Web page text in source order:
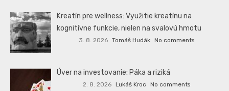
Kreatín pre wellness: Využitie kreatínu na
kognitívne funkcie, nielen na svalovú hmotu
3. 8. 2026 Tomáš Hudák No comments
Úver na investovanie: Páka a riziká
2. 8. 2026 Lukáš Kroc No comments